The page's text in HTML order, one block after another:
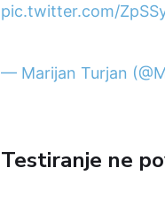
pic.twitter.com/
— Marijan Turjan
Testiranje ne